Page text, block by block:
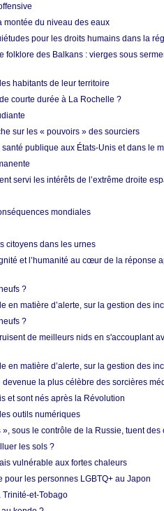
montée du niveau des eaux
pour les droits humains dans la
des Balkans : vierges sous
habitants de leur territoire
courte durée à La Rochelle ?
sur les « pouvoirs » des sourciers
publique aux États-Unis et dans le
servi les intérêts de l’extrême droite
mondiales
citoyens dans les urnes
et l’humanité au cœur de la réponse
?
en matière d’alerte, sur la gestion des
?
de meilleurs nids en s'accouplant
en matière d’alerte, sur la gestion des
la plus célèbre des sorcières
et sont nés après la Révolution
outils numériques
sous le contrôle de la Russie, tuent des
les sols ?
vulnérable aux fortes chaleurs
pour les personnes LGBTQ+ au Japon
Trinité-et-Tobago